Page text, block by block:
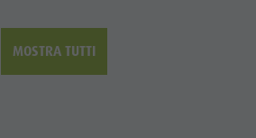
MOSTRA TUTTI